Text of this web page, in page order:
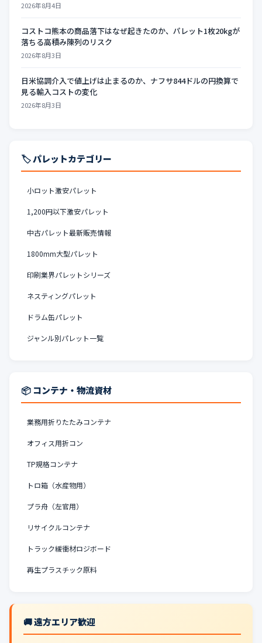
2026年8月4日
コストコ熊本の商品落下はなぜ起きたのか、パレット1枚20kgが
落ちる高積み陳列のリスク
2026年8月3日
日米協調介入で値上げは止まるのか、ナフサ844ドルの円換算で
見る輸入コストの変化
2026年8月3日
🏷️ パレットカテゴリー
小ロット激安パレット
1,200円以下激安パレット
中古パレット最新販売情報
1800mm大型パレット
印刷業界パレットシリーズ
ネスティングパレット
ドラム缶パレット
ジャンル別パレット一覧
📦 コンテナ・物流資材
業務用折りたたみコンテナ
オフィス用折コン
TP規格コンテナ
トロ箱（水産物用）
プラ舟（左官用）
リサイクルコンテナ
トラック緩衝材ロジボード
再生プラスチック原料
🚚 遠方エリア歓迎